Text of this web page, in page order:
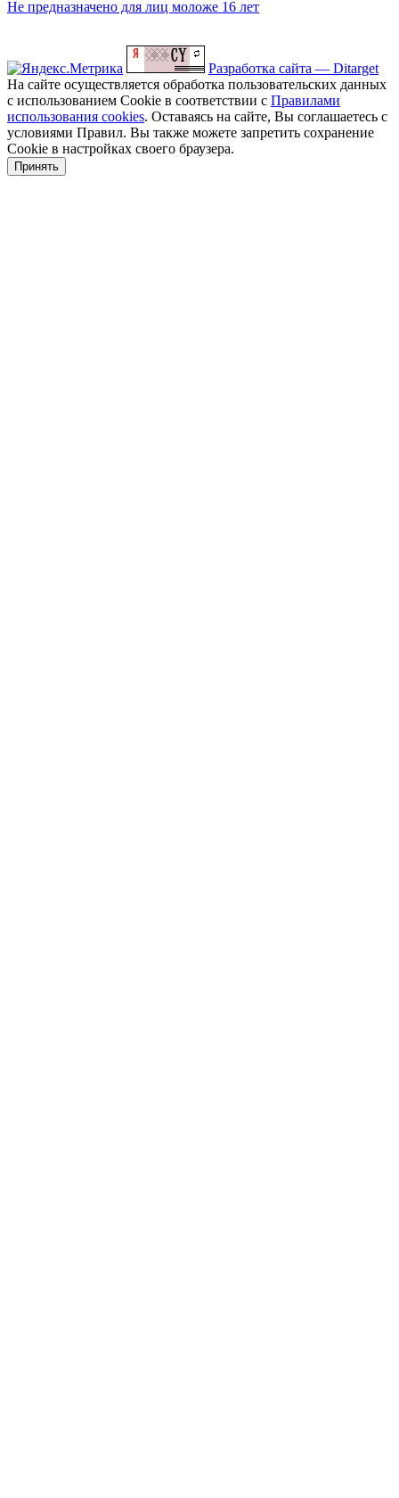
Не предназначено для лиц моложе 16 лет
Разработка сайта — Ditarget
На сайте осуществляется обработка пользовательских данных
с использованием Cookie в соответствии с Правилами
использования cookies. Оставаясь на сайте, Вы соглашаетесь с
условиями Правил. Вы также можете запретить сохранение
Cookie в настройках своего браузера.
Принять